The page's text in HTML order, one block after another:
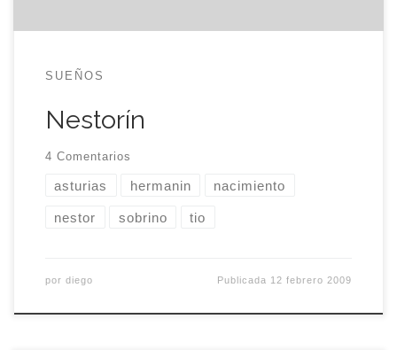
SUEÑOS
Nestorín
4 Comentarios
asturias hermanin nacimiento
nestor sobrino tio
por diego Publicada 12 febrero 2009